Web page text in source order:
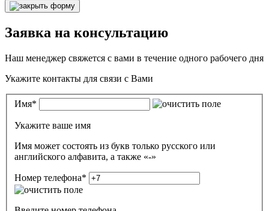
Заявка на консультацию
Наш менеджер свяжется с вами в течение одного рабочего дня
Укажите контакты для связи с Вами
Имя*
Укажите ваше имя
Имя может состоять из букв только русского или
английского алфавита, а также «-»
Номер телефона*